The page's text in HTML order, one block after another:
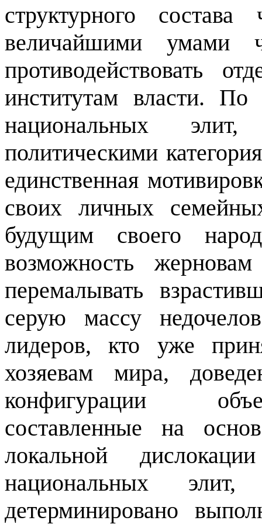
структурного состава
величайшими умами
противодействовать
институтам власти. По
национальных
политическими
единственная
своих личных
будущим своего
возможность
перемалывать
серую массу
лидеров, кто уже
хозяевам мира,
конфигурации
составленные на
локальной
национальных
детерминировано